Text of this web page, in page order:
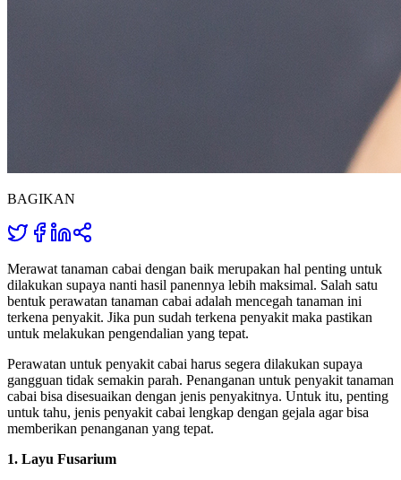
BAGIKAN
Merawat tanaman cabai dengan baik merupakan hal penting untuk
dilakukan supaya nanti hasil panennya lebih maksimal. Salah satu
bentuk perawatan tanaman cabai adalah mencegah tanaman ini
terkena penyakit. Jika pun sudah terkena penyakit maka pastikan
untuk melakukan pengendalian yang tepat.
Perawatan untuk penyakit cabai harus segera dilakukan supaya
gangguan tidak semakin parah. Penanganan untuk penyakit tanaman
cabai bisa disesuaikan dengan jenis penyakitnya. Untuk itu, penting
untuk tahu, jenis penyakit cabai lengkap dengan gejala agar bisa
memberikan penanganan yang tepat.
1. Layu Fusarium